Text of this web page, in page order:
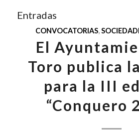
Entradas
CONVOCATORIAS,
El
Toro publica
para la III
“Conquero